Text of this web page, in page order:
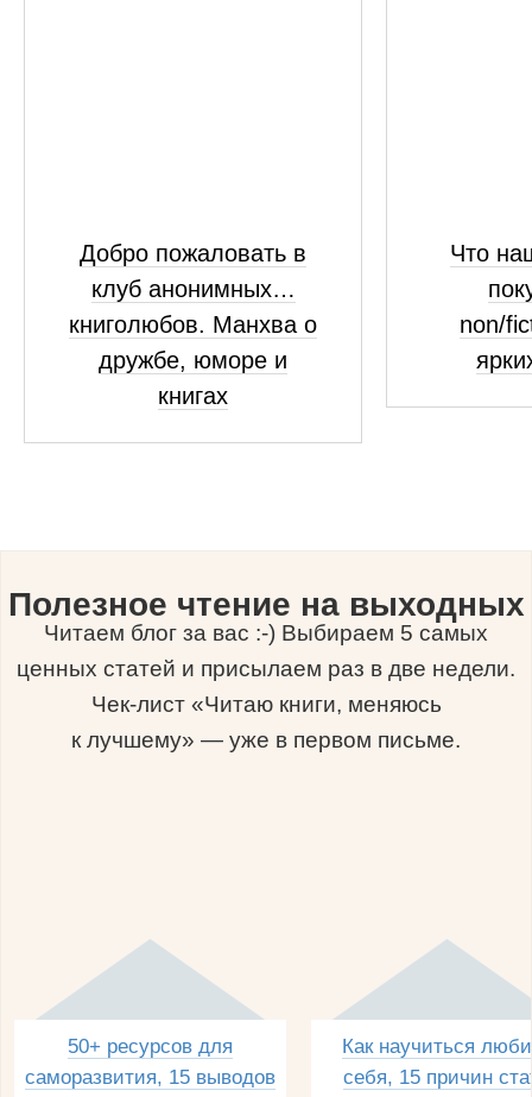
Добро пожаловать в
клуб анонимных…
книголюбов. Манхва о
дружбе, юморе и
книгах
Что
non/
Полезное чтение на выходных
Читаем блог за вас :-) Выбираем 5 самых
ценных статей и присылаем раз в две недели.
Чек-лист «Читаю книги, меняюсь
к лучшему» — уже в первом письме.
50+ ресурсов для
саморазвития, 15 выводов
Как научиться
себя, 15 причин